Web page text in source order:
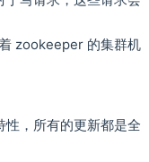
zookeeper 的集群机
，所有的更新都是全